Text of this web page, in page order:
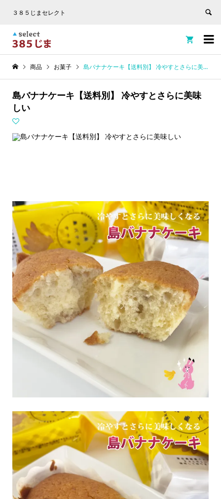
３８５じまセレクト


商品 お菓子 島バナナケーキ【送料別】 冷やすとさらに美味しい
島バナナケーキ【送料別】 冷やすとさらに美味
しい